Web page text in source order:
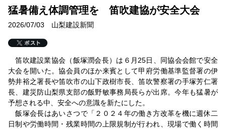
猛暑備え体調管理を 笛吹建協が安全大会
2026/07/03 山梨建設新聞
笛吹建設業協会（飯塚潤会長）は６月25日、同協会会館で安全
大会を開いた。協会員のほか来賓として甲府労働基準監督署の伊
勢井裕之署長や笛吹市の山下政樹市長、笛吹警察署の手塚芳仁署
長、建災防山梨県支部の飯野敏事務局長らが出席。今年も猛暑が
予想される中、安全への意識を新たにした。
飯塚会長はあいさつで「２０２４年の働き方改革を機に週休二
日制や労働時間・残業時間の上限規制が行われ、現場で働く時間